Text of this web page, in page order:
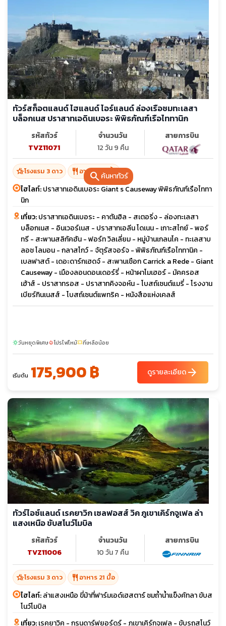
searchค้นหาทัวร์
ทัวร์สก็อตแลนด์ ไฮแลนด์ ไอร์แลนด์ ล่องเรือชมทะเลสา
บล็อกเนส ปราสาทเอดินเบอระ พิพิธภัณฑ์เรือไททานิก
รหัสทัวร์
TVZ11071
จำนวนวัน
12 วัน 9 คืน
สายการบิน
hotel_classโรงแรม 3 ดาว restaurant อาหาร 27 มื้อ
ไฮไลท์:ปราสาทเอดินเบอระ Giant s Causeway พิพิธภัณฑ์เรือไททา
นิก
เที่ยว:ปราสาทเอดินเบอระ - คาตันฮิล - สเตอริ่ง - ล่องทะเลสา
บล็อกเนส - อินเวอร์เนส - ปราสาทเอลีน โดเนน - เกาะสไกย์ - พอร์
ทรี - สะพานสลิกัคฮัน - ฟอร์ท วิลเลี่ยม - หมู่บ้านเกลนโค - ทะเลสาบ
ลอช โลมอน - กลาสโกว์ - จัตุรัสจอร์จ - พิพิธภัณฑ์เรือไททานิค -
เบลฟาสต์ - เดอะดาร์กเฮดจ์ - สะพานเชือก Carrick a Rede - Giant
Causeway - เมืองลอนดอนเดอร์รี่ - หน้าผาโมเฮอร์ - มัคครอส
เฮ้าส์ - ปราสาทรอส - ปราสาทคิงจอห์น - โบสถ์เซนต์แมรี่ - โรงงาน
เบียร์กินเนสส์ - โบสถ์เซนต์แพทริค - หนังสือแห่งเคลส์
sunnyวันหยุดพิเศษlocal_fire_departmentโปรไฟไหม้confirmation_numberที่เหลือน้อย
เริ่มต้น 175,900 ฿ ดูรายละเอียดarrow_forward
ทัวร์ไอซ์แลนด์ เรคยาวิก เซลฟอสส์ วิค ภูเขาเคิร์กจูเฟล ล่า
แสงเหนือ ขับสโนว์โมบิล
รหัสทัวร์
TVZ11006
จำนวนวัน
10 วัน 7 คืน
สายการบิน
hotel_classโรงแรม 3 ดาว restaurant อาหาร 21 มื้อ
ไฮไลท์:ล่าแสงเหนือ ขี่ม้าที่ฟาร์มเอด์เฮสตาร์ ชมถ้ำน้ำแข็งคัทลา ขับส
โนว์โมบิล
เที่ยว:เรคยาวิค - กรุนดาร์ฟยอร์ดูร์ - ภูเขาเคิร์กจูเฟล - ขับรถสโนว์